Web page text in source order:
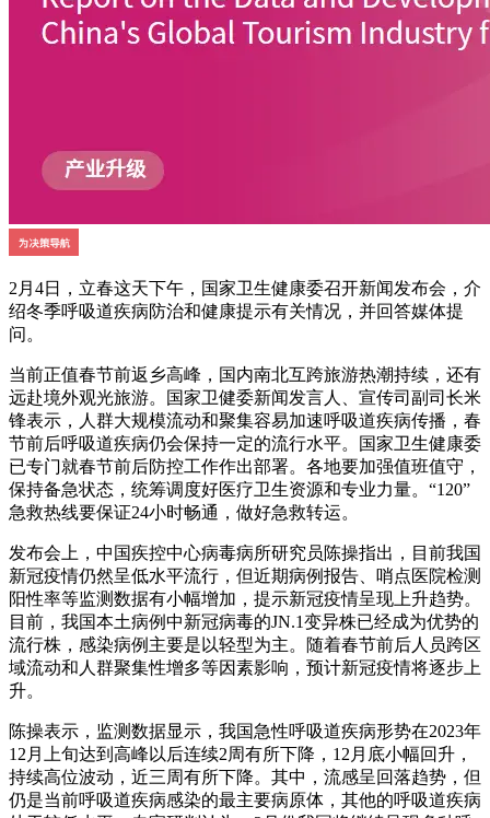
2月4日，立春这天下午，国家卫生健康委召开新闻发布会，介
绍冬季呼吸道疾病防治和健康提示有关情况，并回答媒体提
问。
当前正值春节前返乡高峰，国内南北互跨旅游热潮持续，还有
远赴境外观光旅游。国家卫健委新闻发言人、宣传司副司长米
锋表示，人群大规模流动和聚集容易加速呼吸道疾病传播，春
节前后呼吸道疾病仍会保持一定的流行水平。国家卫生健康委
已专门就春节前后防控工作作出部署。各地要加强值班值守，
保持备急状态，统筹调度好医疗卫生资源和专业力量。“120”
急救热线要保证24小时畅通，做好急救转运。
发布会上，中国疾控中心病毒病所研究员陈操指出，目前我国
新冠疫情仍然呈低水平流行，但近期病例报告、哨点医院检测
阳性率等监测数据有小幅增加，提示新冠疫情呈现上升趋势。
目前，我国本土病例中新冠病毒的JN.1变异株已经成为优势的
流行株，感染病例主要是以轻型为主。随着春节前后人员跨区
域流动和人群聚集性增多等因素影响，预计新冠疫情将逐步上
升。
陈操表示，监测数据显示，我国急性呼吸道疾病形势在2023年
12月上旬达到高峰以后连续2周有所下降，12月底小幅回升，
持续高位波动，近三周有所下降。其中，流感呈回落趋势，但
仍是当前呼吸道疾病感染的最主要病原体，其他的呼吸道疾病